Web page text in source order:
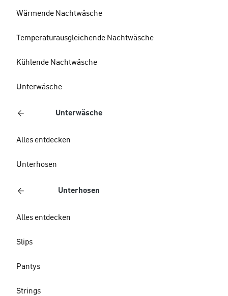
Wärmende Nachtwäsche
Temperaturausgleichende Nachtwäsche
Kühlende Nachtwäsche
Unterwäsche
Unterwäsche
Alles entdecken
Unterhosen
Unterhosen
Alles entdecken
Slips
Pantys
Strings